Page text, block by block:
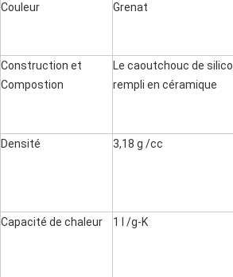
Couleur Grenat
Construction et
Compostion
Le caoutchouc de
rempli en céramique
Densité 3,18 g /cc
Capacité de chaleur 1 l /g-K